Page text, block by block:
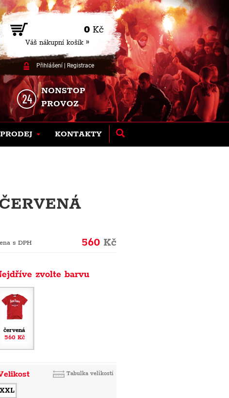
0 Kč
Váš nákupní košík »
Přihlášení| Registrace
NONSTOP
PROVOZ
KONTAKTY
s DPH 560 Kč
zvolte barvu
červená
560 Kč
Tabulka velikostí
XXL